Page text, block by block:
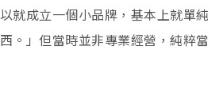
就成立一個小品牌，基本上就單純
。」但當時並非專業經營，純粹當